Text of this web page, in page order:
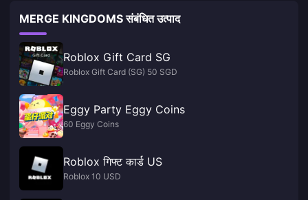
MERGE KINGDOMS संबंधित उत्पाद
Roblox Gift Card SG
Roblox Gift Card (SG) 50 SGD
Eggy Party Eggy Coins
60 Eggy Coins
Roblox गिफ्ट कार्ड US
Roblox 10 USD